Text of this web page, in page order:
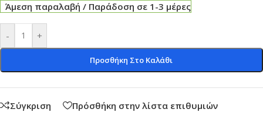
Άμεση παραλαβή / Παράδοση σε 1-3 μέρες
- +
Προσθήκη Στο Καλάθι
Σύγκριση Πρόσθήκη στην λίστα επιθυμιών